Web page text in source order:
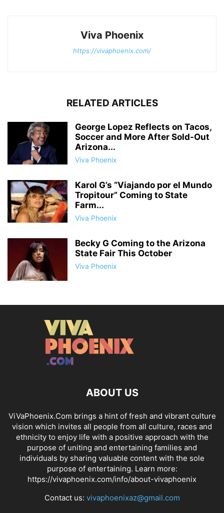
Viva Phoenix
https://vivaphoenix.com/
RELATED ARTICLES
George Lopez Reflects on Tacos,
Soccer and More After Sold-Out
Arizona...
Viva Phoenix
Karol G’s “Viajando por el Mundo
Tropitour” Coming to State
Farm...
Viva Phoenix
Becky G Coming to the Arizona
State Fair This October
Viva Phoenix
ABOUT US
ViVaPhoenix.Com brings a hint of fresh and vibrant culture
vision which invites all people from all culture, races and
ethnicity to enjoy life with a positive approach with the
purpose of uniting and entertaining families and
individuals by sharing valuable content with the sole
purpose of entertaining. Learn more:
https://vivaphoenix.com/info/about-vivaphoenix
Contact us: vivaphoenixaz@gmail.com